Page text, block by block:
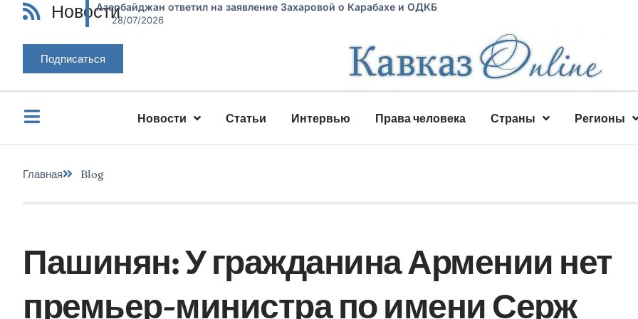
НовостиАзербайджан ответил на заявление Захаровой о Карабахе и ОДКБ
28/07/2026
Подписаться
Новости Статьи Интервью Права человека Страны Регионы
Главная Blog
Пашинян: У гражданина Армении нет
премьер-министра по имени Серж